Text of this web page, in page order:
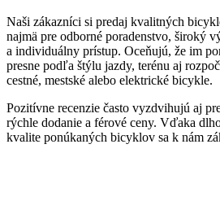
Naši zákazníci si predaj kvalitných
najmä pre odborné poradenstvo, široký
a individuálny prístup. Oceňujú, že im
presne podľa štýlu jazdy, terénu aj
cestné, mestské alebo elektrické bicykle.
Pozitívne recenzie často vyzdvihujú aj
rýchle dodanie a férové ceny. Vďaka
kvalite ponúkaných bicyklov sa k nám